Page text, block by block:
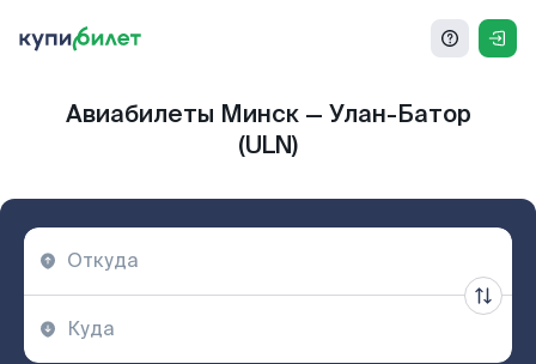
Авиабилеты Минск — Улан-Батор
(ULN)